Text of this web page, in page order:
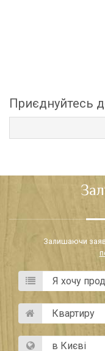
Приєднуйтесь
Залишаючи